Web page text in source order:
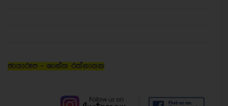
ඡායාරූප - ශාන්ත රත්නායක